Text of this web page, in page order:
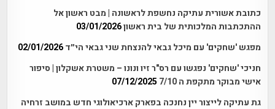
כתובת אשורית עתיקה נחשפת לראשונה | מבט ראשון אל
ההתכתבות המלכותית של בית ראשון03/01/2026
מפגש 'שחקים' עם מיכל גבאי להנצחת שני גבאי הי״ד 02/01/2026
חניכי 'שחקים' נפגשו עם רס"ר זיו ונונו – משטרת אשקלון | סיפור
אישי מבוקר מתקפת ה 7/10
07/12/2025
גת עתיקה לייצור יין נחנכה בפארק ארכיאולוגי חדש במושב זרחיה